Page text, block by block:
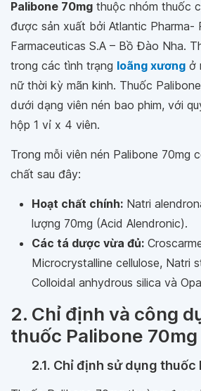
Palibone 70mg thuộc nhóm thuốc
được sản xuất bởi Atlantic Pharma-
Farmaceuticas S.A – Bồ Đào Nha.
trong các tình trạng loãng xương ở
nữ thời kỳ mãn kinh. Thuốc
dưới dạng viên nén bao phim, với
hộp 1 vỉ x 4 viên.
Trong mỗi viên nén Palibone 70mg
chất sau đây:
Hoạt chất chính: Natri
lượng 70mg (Acid Alendronic).
Các tá dược vừa đủ:
Microcrystalline cellulose, Natri
Colloidal anhydrous silica và
2. Chỉ định và công
thuốc Palibone 70mg
2.1. Chỉ định sử dụng thuốc